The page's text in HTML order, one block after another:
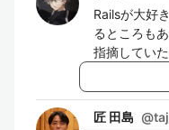
Railsが大好
るところも
指摘してい
匠 田島 @